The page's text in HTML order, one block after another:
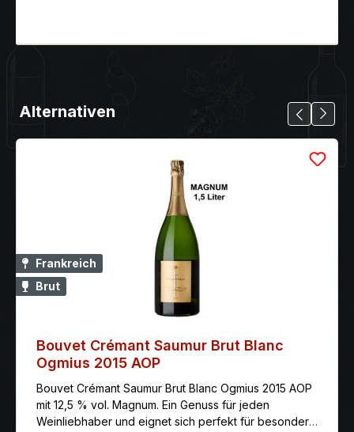
Alternativen
Frankreich
Brut
Bouvet Crémant Saumur Brut Blanc
Ogmius 2015 AOP
Bouvet Crémant Saumur Brut Blanc Ogmius 2015 AOP
mit 12,5 % vol. Magnum. Ein Genuss für jeden
Weinliebhaber und eignet sich perfekt für besondere